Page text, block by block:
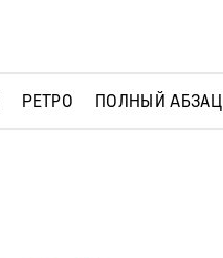
РЕТРО ПОЛНЫЙ АБЗАЦ